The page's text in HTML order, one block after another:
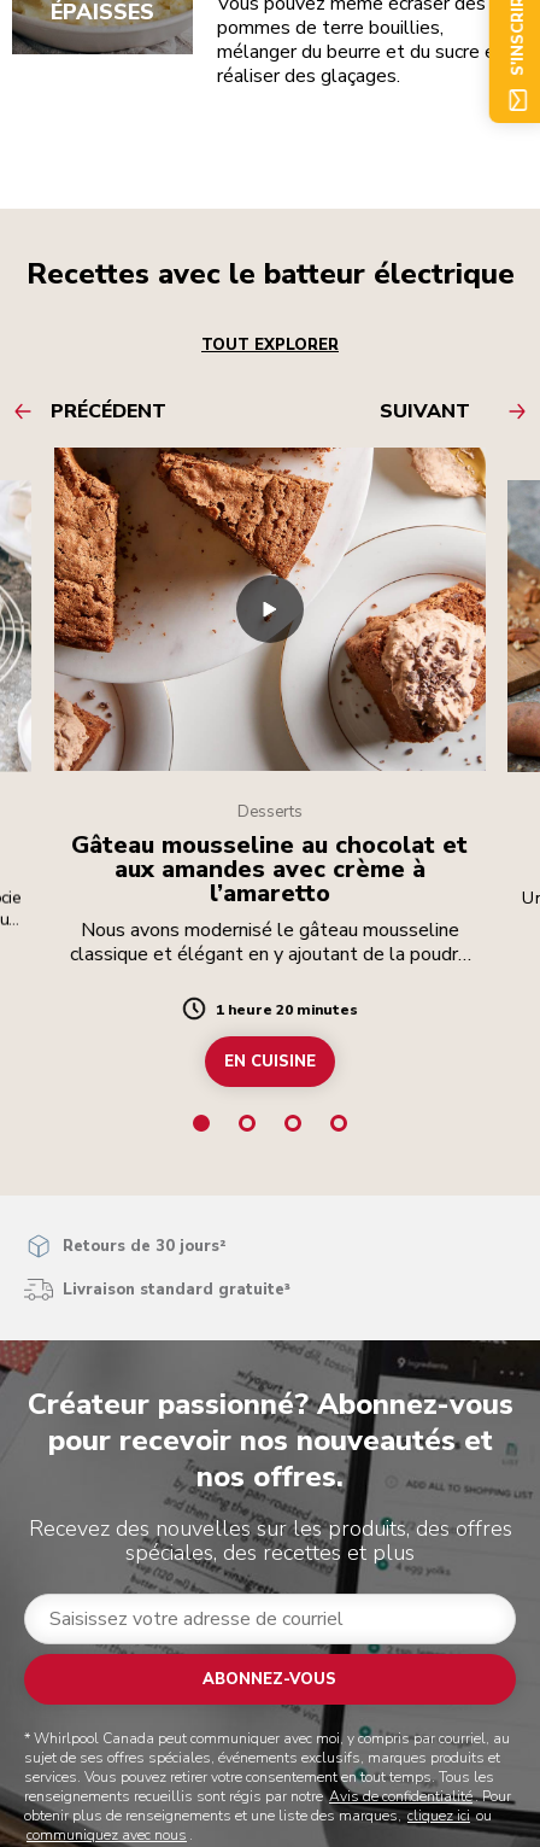
pommes de terre bouillies,
mélanger du beurre et du sucre et
réaliser des glaçages.
ÉPAISSES
Recettes avec le batteur électrique
TOUT EXPLORER
PRÉCÉDENT SUIVANT
Desserts
Gâteau mousseline au chocolat et
aux amandes avec crème à
l’amaretto
Nous avons modernisé le gâteau mousseline
classique et élégant en y ajoutant de la poudre
couronnant d’une crème fouettée au cacao et à
l’amaretto et de pépites de cacao croustillantes.
Le résultat est une mie délicate et humide qui a
la finesse et la légèreté d’un gâteau des anges,
Duration
1 heure 20 minutes
EN CUISINE
Retours de 30 jours²
Livraison standard gratuite³
Créateur passionné? Abonnez-vous
pour recevoir nos nouveautés et
nos offres.
Recevez des nouvelles sur les produits, des offres
spéciales, des recettes et plus
ABONNEZ-VOUS
* Whirlpool Canada peut communiquer avec moi, y compris par courriel, au
sujet de ses offres spéciales, événements exclusifs, marques produits et
services. Vous pouvez retirer votre consentement en tout temps. Tous les
renseignements recueillis sont régis par notreAvis de confidentialité. Pour
obtenir plus de renseignements et une liste des marques,cliquez iciou
communiquez avec nous .
S'INSCRIRE